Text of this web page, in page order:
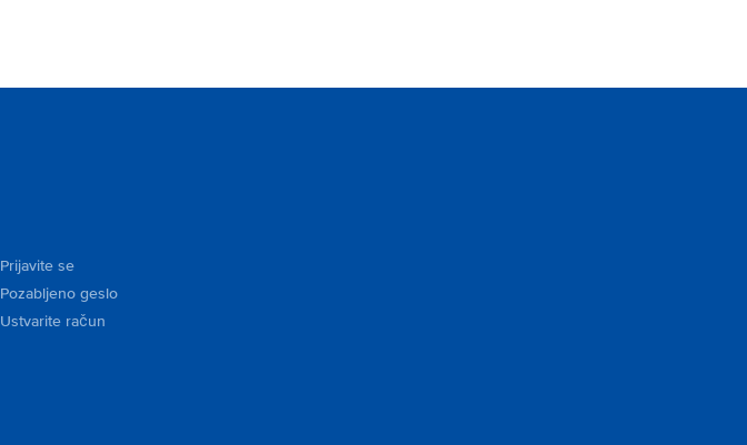
Prijavite se
Pozabljeno geslo
Ustvarite račun